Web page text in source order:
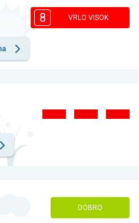
8 VRLO VISOK
DOBRO